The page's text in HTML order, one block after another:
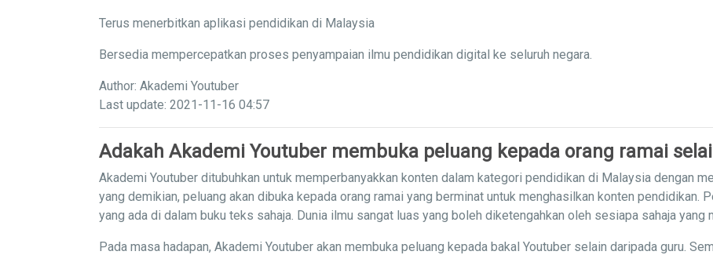
Terus menerbitkan aplikasi pendidikan di Malaysia
Bersedia mempercepatkan proses penyampaian ilmu pendidikan digital ke seluruh negara.
Author: Akademi Youtuber
Last update: 2021-11-16 04:57
Adakah Akademi Youtuber membuka peluang kepada orang ramai
Akademi Youtuber ditubuhkan untuk memperbanyakkan konten dalam kategori pendidikan di Malaysia dengan
yang demikian, peluang akan dibuka kepada orang ramai yang berminat untuk menghasilkan konten pendidikan.
yang ada di dalam buku teks sahaja. Dunia ilmu sangat luas yang boleh diketengahkan oleh sesiapa sahaja yang
Pada masa hadapan, Akademi Youtuber akan membuka peluang kepada bakal Youtuber selain daripada guru.